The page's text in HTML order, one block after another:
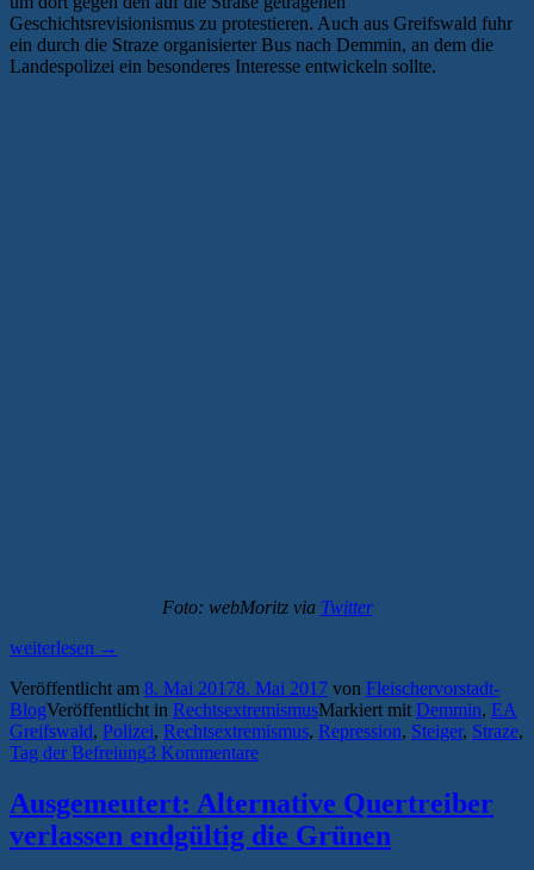
Geschichtsrevisionismus zu protestieren. Auch aus Greifswald fuhr
ein durch die Straze organisierter Bus nach Demmin, an dem die
Landespolizei ein besonderes Interesse entwickeln sollte.
Foto: webMoritz via Twitter
„Demmin:
übt
Druck
auf
Busunternehmen
und
behindert
Anreise
weiterlesen →
Veröffentlicht am 8. Mai 20178. Mai 2017 von Fleischervorstadt-
BlogVeröffentlicht in RechtsextremismusMarkiert mit Demmin, EA
Greifswald, Polizei, Rechtsextremismus, Repression, Steiger, Straze,
Tag der Befreiung3 Kommentare
Ausgemeutert: Alternative Quertreiber
verlassen endgültig die Grünen